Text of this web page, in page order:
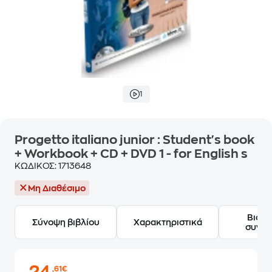
1
Progetto italiano junior : Student's book
+ Workbook + CD + DVD 1 - for English s
ΚΩΔΙΚΟΣ: 1713648
Μη Διαθέσιμο
Σύνοψη βιβλίου Χαρακτηριστικά
,61€